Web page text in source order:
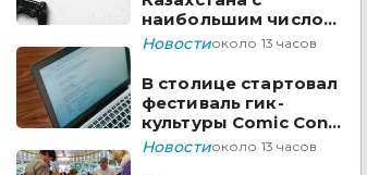
наибольшим числом
вакансий на Enbek.kz
Новостиоколо 13 часов
В столице стартовал
фестиваль гик-
культуры Comic Con
Astana 2026
Новостиоколо 13 часов